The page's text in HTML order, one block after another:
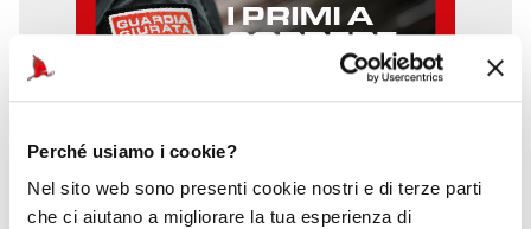
Perché usiamo i cookie?
Nel sito web sono presenti cookie nostri e di terze parti
che ci aiutano a migliorare la tua esperienza di